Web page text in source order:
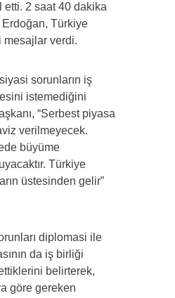
2 saat 40 dakika
Türkiye
verdi.
sorunların iş
istemediğini
“Serbest piyasa
verilmeyecek.
büyüme
Türkiye
üstesinden gelir”
diplomasi ile
da iş birliği
belirterek,
göre gereken